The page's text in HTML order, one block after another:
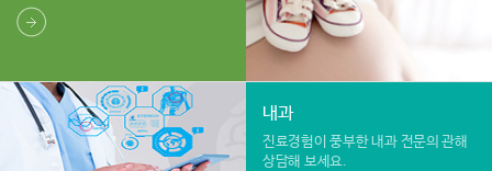
내과
진료경험이 풍부한 내과 전문의 관해
상담해 보세요.